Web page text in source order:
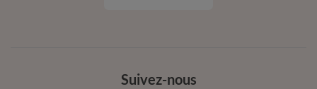
Suivez-nous